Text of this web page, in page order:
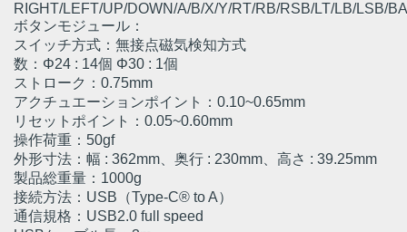
RIGHT/LEFT/UP/DOWN/A/B/X/Y/RT/RB/RSB/LT/LB/LSB/
ボタンモジュール：
スイッチ方式：無接点磁気検知方式
数：Φ24 : 14個 Φ30 : 1個
ストローク：0.75mm
アクチュエーションポイント：0.10~0.65mm
リセットポイント：0.05~0.60mm
操作荷重：50gf
外形寸法：幅 : 362mm、奥行 : 230mm、高さ : 39.25mm
製品総重量：1000g
接続方法：USB（Type-C® to A）
通信規格：USB2.0 full speed